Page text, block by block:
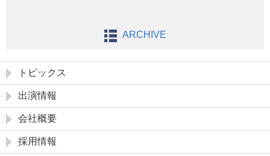
ARCHIVE
トピックス
出演情報
会社概要
採用情報